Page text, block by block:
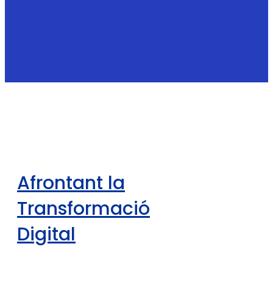
Afrontant la
Transformació
Digital